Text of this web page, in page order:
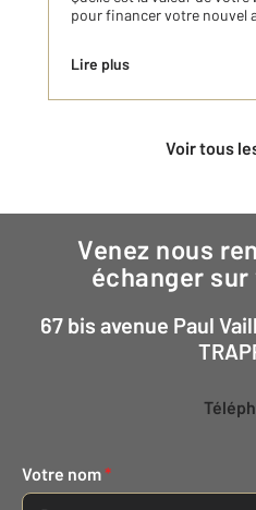
pour financer votre nouvel
Lire plus
Voir tous
Venez nous rencontrer pour
échanger
67 bis avenue Paul Vaillant-Couturier 78190
Votre nom*